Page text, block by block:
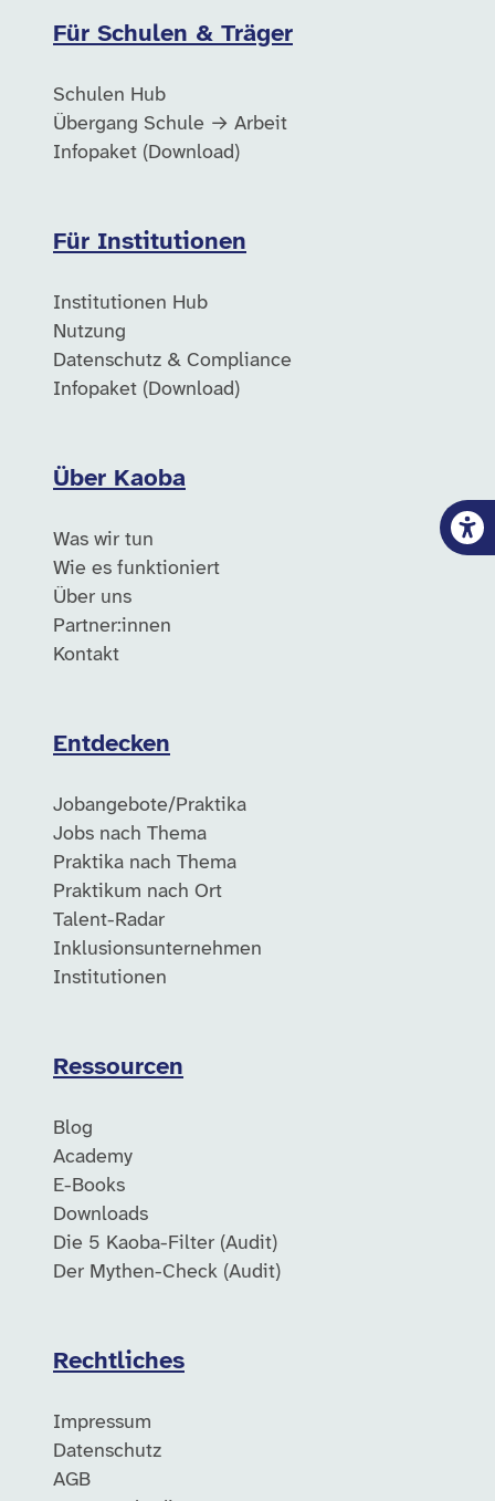
Für Schulen & Träger
Schulen Hub
Übergang Schule → Arbeit
Infopaket (Download)
Für Institutionen
Institutionen Hub
Nutzung
Datenschutz & Compliance
Infopaket (Download)
Über Kaoba
Was wir tun
Wie es funktioniert
Über uns
Partner:innen
Kontakt
Entdecken
Jobangebote/Praktika
Jobs nach Thema
Praktika nach Thema
Praktikum nach Ort
Talent-Radar
Inklusionsunternehmen
Institutionen
Ressourcen
Blog
Academy
E-Books
Downloads
Die 5 Kaoba-Filter (Audit)
Der Mythen-Check (Audit)
Rechtliches
Impressum
Datenschutz
AGB